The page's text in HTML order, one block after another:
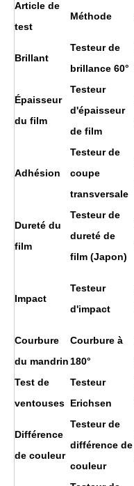
Article de
test
Méthode
Brillant
Testeur de
brillance 60°
Épaisseur
du film
Testeur
d'épaisseur
de film
Adhésion
Testeur de
coupe
transversale
Dureté du
film
Testeur de
dureté de
film (Japon)
Impact
Testeur
d'impact
Courbure
du mandrin
Courbure à
180°
Test de
ventouses
Testeur
Erichsen
Différence
de couleur
Testeur de
différence de
couleur